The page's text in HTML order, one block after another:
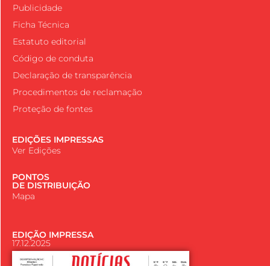
Publicidade
Ficha Técnica
Estatuto editorial
Código de conduta
Declaração de transparência
Procedimentos de reclamação
Proteção de fontes
EDIÇÕES IMPRESSAS
Ver Edições
PONTOS
DE DISTRIBUIÇÃO
Mapa
EDIÇÃO IMPRESSA
17.12.2025